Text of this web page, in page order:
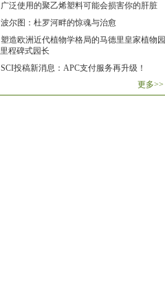
广泛使用的聚乙烯塑料可能会损害你的肝脏
波尔图：杜罗河畔的惊魂与治愈
塑造欧洲近代植物学格局的马德里皇家植物园
里程碑式园长
SCI投稿新消息：APC支付服务再升级！
更多>>